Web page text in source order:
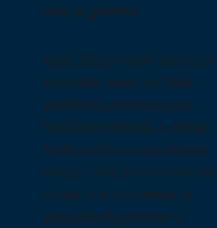
leta je golema.
Ipak, bilo ja malo tesno u
trenutku kada su flaše
počele da lete na binu,
količina imbecila u Srbiji i
tada je bila na zavidnom
nivou. Ono što moroni ne
znaju i ne razumeju je
podatak da je Lemi u